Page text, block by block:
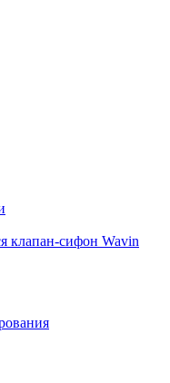
клапан-сифон Wavin